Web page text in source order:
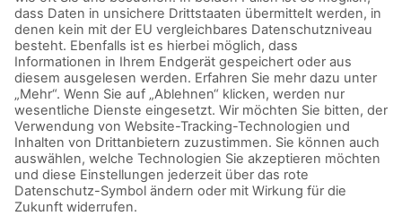
6.3 Im Übrigen gelten die Datenschutzinformationen,
abrufbar unter:
https://www.backmomente.de/seite/datenschutz